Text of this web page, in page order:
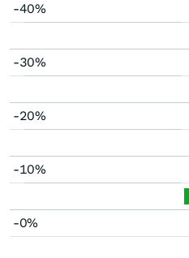
-40%
-30%
-20%
-10%
-0%